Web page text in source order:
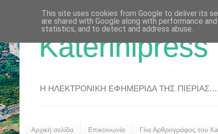
Katerinipress
Η ΗΛΕΚΤΡΟΝΙΚΗ ΕΦΗΜΕΡΙΔΑ ΤΗΣ
Αρχική σελίδα Επικοινωνία Γίνε Αρθρογράφος του
This site uses cookies from Google to deliver its
are shared with Google along with performance
statistics, and to detect and address abuse.